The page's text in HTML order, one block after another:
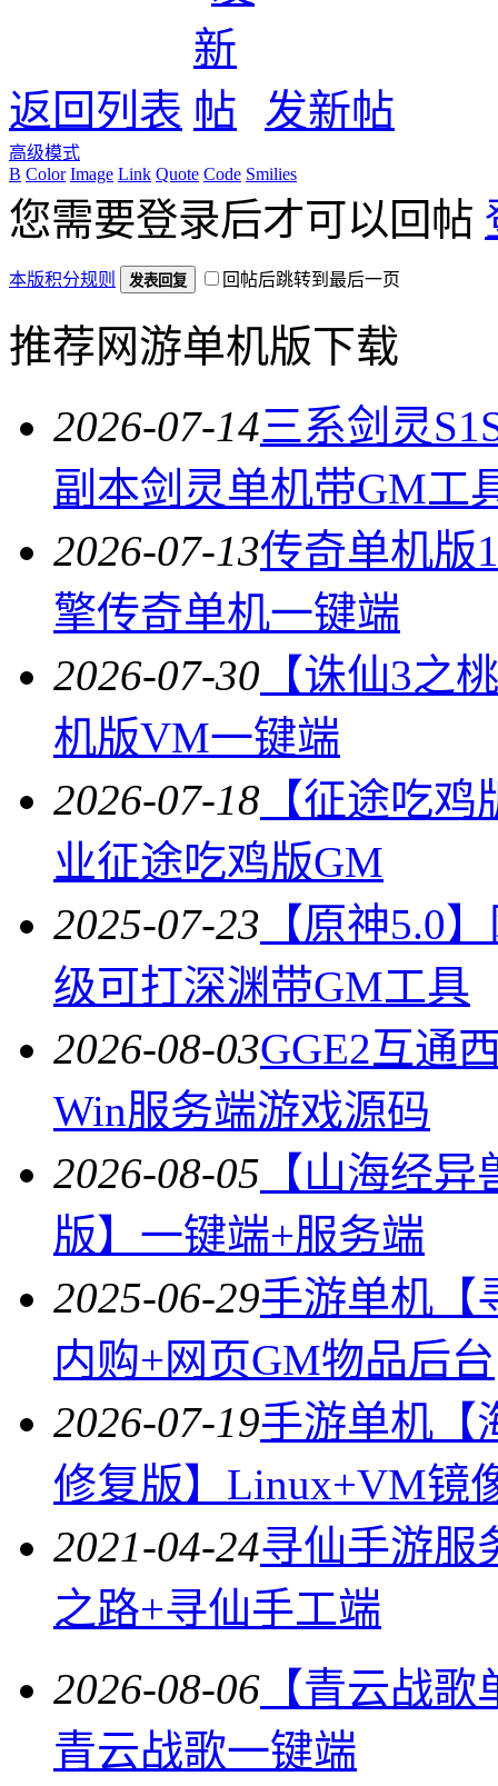
返回列表 发新帖
高级模式
B Color Image Link Quote Code Smilies
您需要登录后才可以回帖
本版积分规则 发表回复 回帖后跳转到最后一页
推荐网游单机版下载
2026-07-14三系剑灵
副本剑灵单机带GM工
2026-07-13传奇单机版
擎传奇单机一键端
2026-07-30 【诛仙3之
机版VM一键端
2026-07-18 【征途吃
业征途吃鸡版GM
2025-07-23 【原神5.0
级可打深渊带GM工具
2026-08-03GGE2互通
Win服务端游戏源码
2026-08-05 【山海经
版】一键端+服务端
2025-06-29手游单机【
内购+网页GM物品后台
2026-07-19手游单机【
修复版】Linux+VM镜
2021-04-24寻仙手游服
之路+寻仙手工端
2026-08-06 【青云战
青云战歌一键端